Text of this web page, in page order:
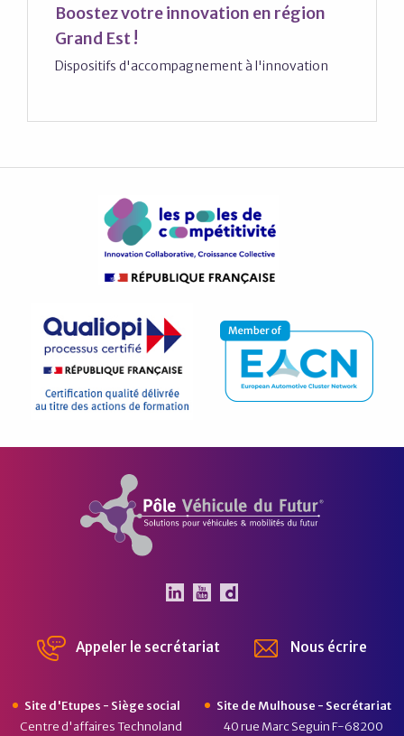
Boostez votre innovation en région
Grand Est !
Dispositifs d'accompagnement à l'innovation
Pôle Véhicule du Futur
Appeler le secrétariat Nous écrire
Site d'Etupes - Siège social
Centre d'affaires Technoland
Site de Mulhouse - Secrétariat
40 rue Marc Seguin F-68200